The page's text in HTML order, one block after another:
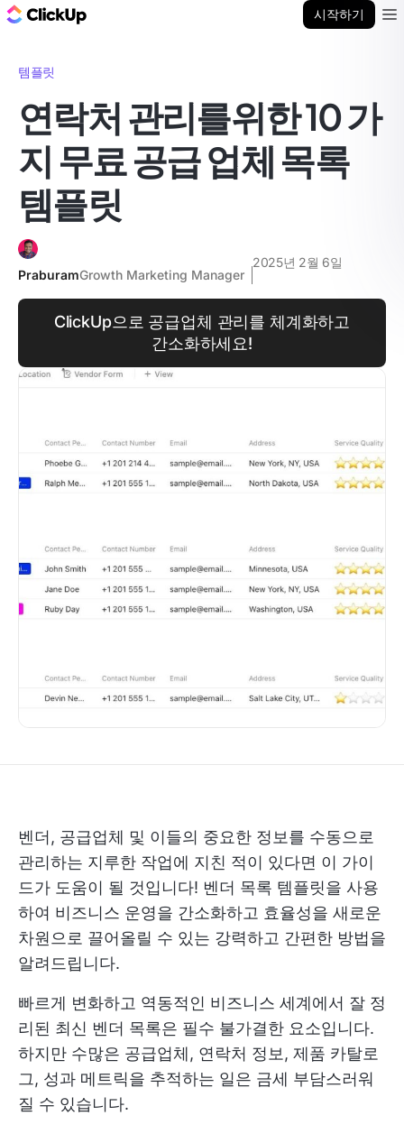
시작하기
템플릿
연락처 관리를위한 10 가
지 무료 공급 업체 목록
템플릿
PraburamGrowth Marketing Manager
2025년 2월 6일
ClickUp으로 공급업체 관리를 체계화하고
간소화하세요!
벤더, 공급업체 및 이들의 중요한 정보를 수동으로
관리하는 지루한 작업에 지친 적이 있다면 이 가이
드가 도움이 될 것입니다! 벤더 목록 템플릿을 사용
하여 비즈니스 운영을 간소화하고 효율성을 새로운
차원으로 끌어올릴 수 있는 강력하고 간편한 방법을
알려드립니다.
빠르게 변화하고 역동적인 비즈니스 세계에서 잘 정
리된 최신 벤더 목록은 필수 불가결한 요소입니다.
하지만 수많은 공급업체, 연락처 정보, 제품 카탈로
그, 성과 메트릭을 추적하는 일은 금세 부담스러워
질 수 있습니다.